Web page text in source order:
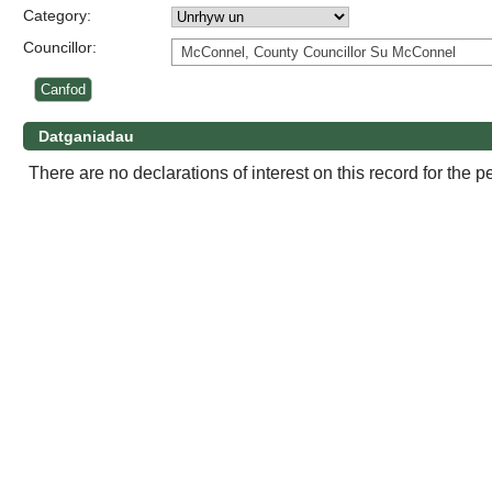
Category:
Councillor:
McConnel, County Councillor Su McConnel
Datganiadau
There are no declarations of interest on this record for the